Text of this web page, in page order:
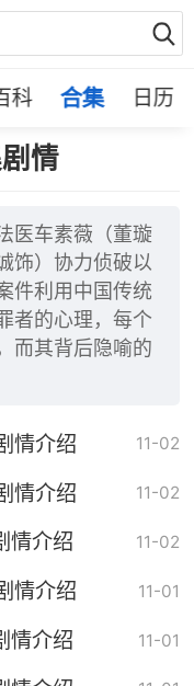
科 合集 日历
情
医车素薇（董璇
饰）协力侦破以
件利用中国传统
者的心理，每个
而其背后隐喻的
情介绍 11-02
情介绍 11-02
情介绍 11-02
情介绍 11-01
情介绍 11-01